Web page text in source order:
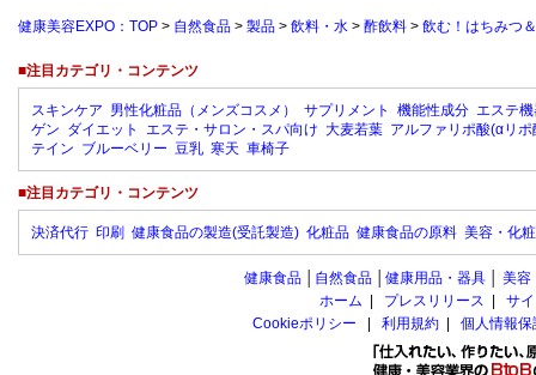
健康美容EXPO：TOP > 自然食品 > 製品 > 飲料・水 > 酢飲料 > 飲む！はちみつ
■注目カテゴリ・コンテンツ
スキンケア 男性化粧品（メンズコスメ） サプリメント 機能性成分 エステ
ゲン ダイエット エステ・サロン・スパ向け 大麦若葉 アルファリポ酸(αリポ
テイン ブルーベリー 豆乳 寒天 車椅子
■注目カテゴリ・コンテンツ
決済代行 印刷 健康食品の製造(受託製造) 化粧品 健康食品の原料 美容・化
健康食品 自然食品 健康用品・器具 美容
ホーム
プレスリリース
サ
Cookieポリシー
利用規約 個人情報